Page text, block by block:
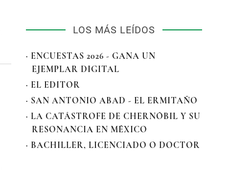
LOS MÁS LEÍDOS
· ENCUESTAS 2026 - GANA UN
EJEMPLAR DIGITAL
· EL EDITOR
· SAN ANTONIO ABAD - EL ERMITAÑO
· LA CATÁSTROFE DE CHERNÓBIL Y SU
RESONANCIA EN MÉXICO
· BACHILLER, LICENCIADO O DOCTOR